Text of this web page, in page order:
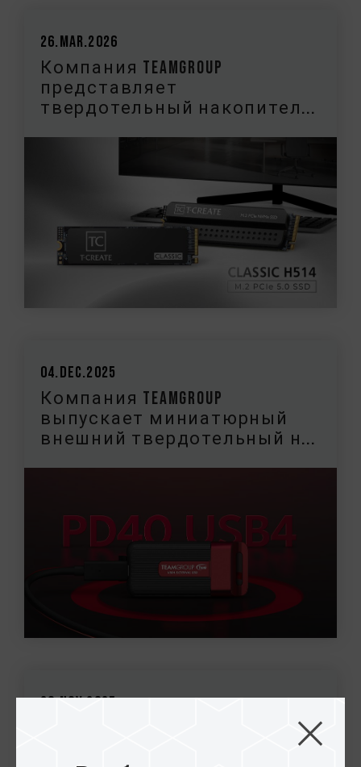
26.Mar.2026
Компания TEAMGROUP
представляет
твердотельный накопител...
04.Dec.2025
Компания TEAMGROUP
выпускает миниатюрный
внешний твердотельный н...
20.Nov.2025